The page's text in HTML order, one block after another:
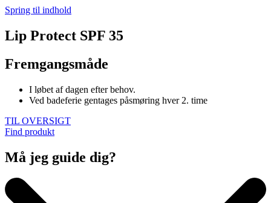
Spring til indhold
Lip Protect SPF 35
Fremgangsmåde
I løbet af dagen efter behov.
Ved badeferie gentages påsmøring hver 2. time
TIL OVERSIGT
Find produkt
Må jeg guide dig?